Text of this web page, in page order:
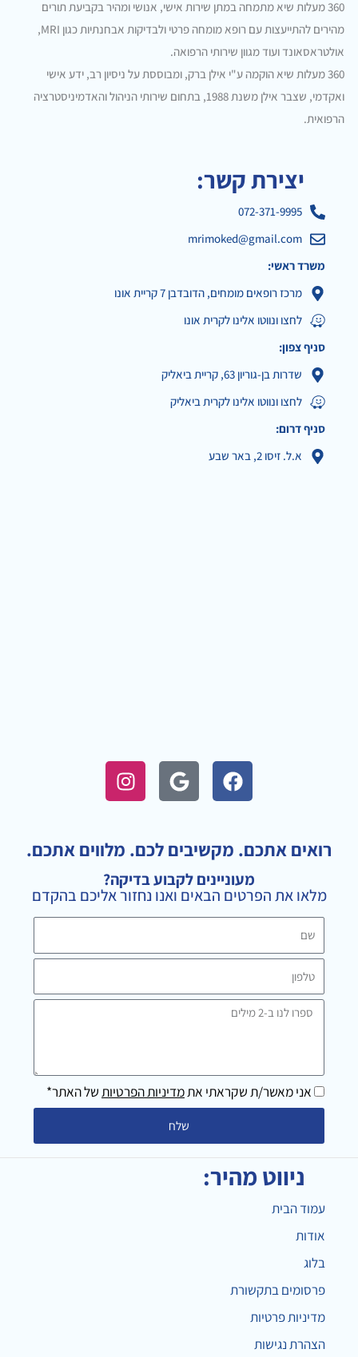
360 מעלות שיא מתמחה במתן שירות אישי, אנושי ומהיר בקביעת תורים
מהירים להתייעצות עם רופא מומחה פרטי ולבדיקות אבחנתיות כגון MRI,
אולטראסאונד ועוד מגוון שירותי הרפואה.
360 מעלות שיא הוקמה ע"י אילן ברק, ומבוססת על ניסיון רב, ידע אישי
ואקדמי, שצבר אילן משנת 1988, בתחום שירותי הניהול והאדמיניסטרציה
הרפואית.
יצירת קשר:
072-371-9995
mrimoked@gmail.com
משרד ראשי:
מרכז רופאים מומחים, הדובדבן 7 קריית אונו
לחצו ונווטו אלינו לקרית אונו
סניף צפון:
שדרות בן-גוריון 63, קריית ביאליק
לחצו ונווטו אלינו לקרית ביאליק
סניף דרום:
א.ל. זיסו 2, באר שבע
F
a
c
b
o
o
k
G
o
o
l
e
I
n
s
a
g
r
a
רואים אתכם. מקשיבים לכם. מלווים אתכם.
מעוניינים לקבוע בדיקה?
מלאו את הפרטים הבאים ואנו נחזור אליכם בהקדם
טלפון
ספרו
מילים
אני מאשר/ת שקראתי אתמדיניות הפרטיותשל האתר*
שלח
ניווט מהיר:
עמוד הבית
אודות
בלוג
פרסומים בתקשורת
מדיניות פרטיות
הצהרת נגישות